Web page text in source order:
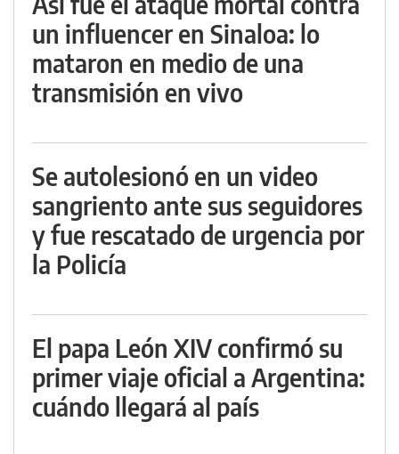
un influencer en Sinaloa: lo
mataron en medio de una
transmisión en vivo
Se autolesionó en un video
sangriento ante sus seguidores
y fue rescatado de urgencia por
la Policía
El papa León XIV confirmó su
primer viaje oficial a Argentina:
cuándo llegará al país